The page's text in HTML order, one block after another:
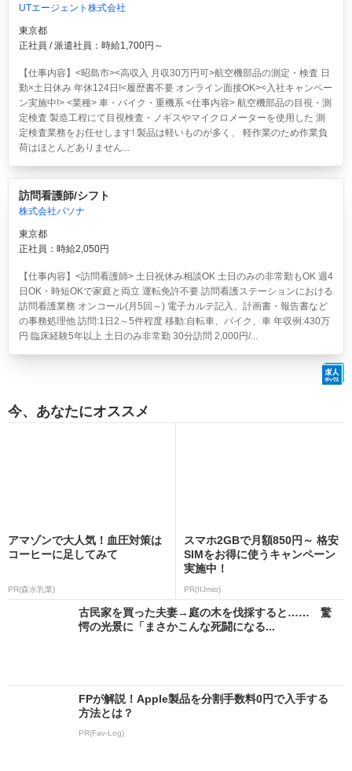
UTエージェント株式会社
東京都
正社員 / 派遣社員：時給1,700円～
【仕事内容】<昭島市><高収入 月収30万円可>航空機部品の測定・検査 日
勤×土日休み 年休124日!<履歴書不要 オンライン面接OK><入社キャンペー
ン実施中!> <業種> 車・バイク・重機系 <仕事内容> 航空機部品の目視・測
定検査 製造工程にて目視検査・ノギスやマイクロメーターを使用した 測
定検査業務をお任せします! 製品は軽いものが多く、 軽作業のため作業負
荷はほとんどありません...
訪問看護師/シフト
株式会社パソナ
東京都
正社員：時給2,050円
【仕事内容】<訪問看護師> 土日祝休み相談OK 土日のみの非常勤もOK 週4
日OK・時短OKで家庭と両立 運転免許不要 訪問看護ステーションにおける
訪問看護業務 オンコール(月5回～) 電子カルテ記入、計画書・報告書など
の事務処理他 訪問:1日2～5件程度 移動:自転車、バイク、車 年収例:430万
円 臨床経験5年以上 土日のみ非常勤 30分訪問 2,000円/...
今、あなたにオススメ
アマゾンで大人気！血圧対策は
コーヒーに足してみて
PR(森永乳業)
スマホ2GBで月額850円～ 格安
SIMをお得に使うキャンペーン
実施中！
PR(IIJmio)
古民家を買った夫妻→庭の木を伐採すると…… 驚
愕の光景に「まさかこんな死闘になる...
FPが解説！Apple製品を分割手数料0円で入手する
方法とは？
PR(Fav-Log)